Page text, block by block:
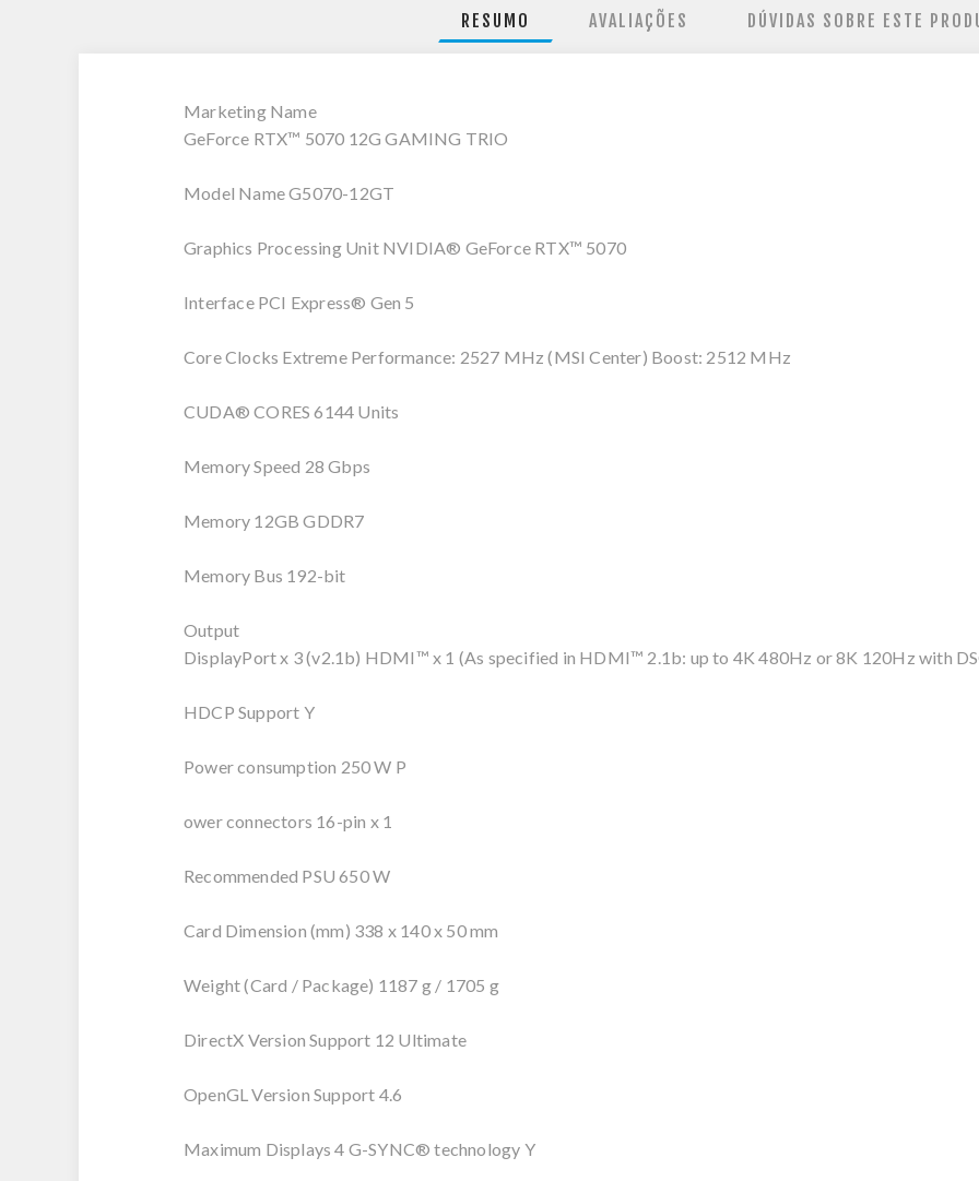
RESUMO AVALIAÇÕES DÚVIDAS SOBRE ESTE
Marketing Name
GeForce RTX™ 5070 12G GAMING TRIO
Model Name G5070-12GT
Graphics Processing Unit NVIDIA® GeForce RTX™ 5070
Interface PCI Express® Gen 5
Core Clocks Extreme Performance: 2527 MHz (MSI Center) Boost: 2512 MHz
CUDA® CORES 6144 Units
Memory Speed 28 Gbps
Memory 12GB GDDR7
Memory Bus 192-bit
Output
DisplayPort x 3 (v2.1b) HDMI™ x 1 (As specified in HDMI™ 2.1b: up to 4K 480Hz or 8K 120Hz with
HDCP Support Y
Power consumption 250 W P
ower connectors 16-pin x 1
Recommended PSU 650 W
Card Dimension (mm) 338 x 140 x 50 mm
Weight (Card / Package) 1187 g / 1705 g
DirectX Version Support 12 Ultimate
OpenGL Version Support 4.6
Maximum Displays 4 G-SYNC® technology Y